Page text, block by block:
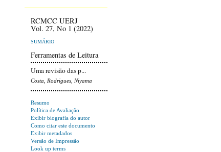
RCMCC UERJ
Vol. 27, No 1 (2022)
SUMÁRIO
Ferramentas de Leitura
Uma revisão das p...
Costa, Rodrigues, Niyama
Resumo
Política de Avaliação
Exibir biografia do autor
Como citar este documento
Exibir metadados
Versão de Impressão
Look up terms